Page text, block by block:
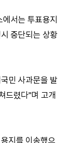
서는 투표용지
중단되는 상황
민 사과문을 발
드렸다"며 고개
지를 이송했으